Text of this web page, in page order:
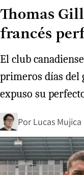
Thomas
francés
El club
primeros días del
expuso su
Por Lucas Mujica